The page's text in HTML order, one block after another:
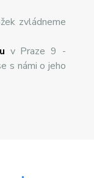
zvládneme
v Praze 9 -
s námi o jeho